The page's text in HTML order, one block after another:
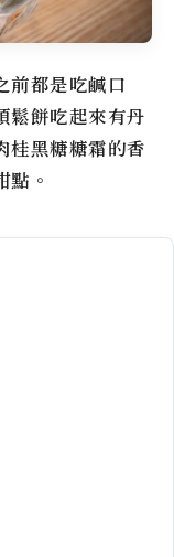
前都是吃鹹口
鬆餅吃起來有丹
桂黑糖糖霜的香
點。